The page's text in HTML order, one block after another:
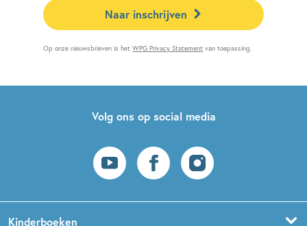
Naar inschrijven
Op onze nieuwsbrieven is hetWPG Privacy Statement van toepassing.
Volg ons op social media
Kinderboeken